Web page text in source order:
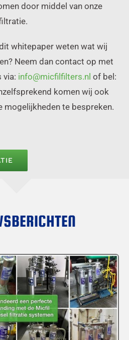
door middel van onze
whitepaper weten wat wij
Neem dan contact op met
via: info@micfilfilters.nl of bel:
komen wij ook
mogelijkheden te bespreken.